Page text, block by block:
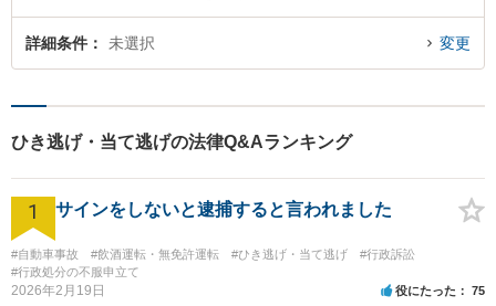
詳細条件 未選択 変更
ひき逃げ・当て逃げの法律Q&Aランキング
1 サインをしないと逮捕すると言われました
#自動車事故 #飲酒運転・無免許運転 #ひき逃げ・当て逃げ
#行政訴訟
#行政処分の不服申立て
2026年2月19日 役にたった 75